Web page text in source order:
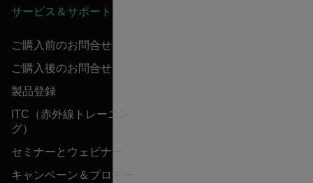
サービス＆サポート
ご購入前のお問合せ
ご購入後のお問合せ
製品登録
ITC（赤外線トレーニン
グ）
セミナーとウェビナー
キャンペーン＆プロモー